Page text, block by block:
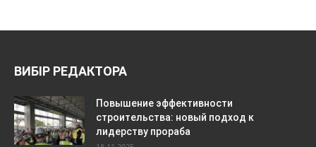
ВИБІР РЕДАКТОРА
Повышение эффективности
строительства: новый подход к
лидерству прораба